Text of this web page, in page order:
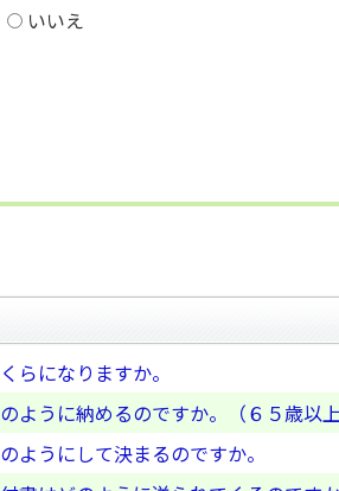
いいえ
らになりますか。
ように納めるのですか。（６５歳以
ようにして決まるのですか。